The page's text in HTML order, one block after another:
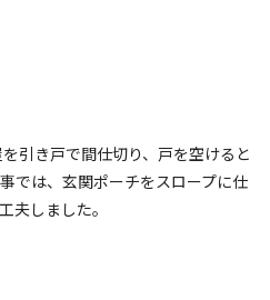
引き戸で間仕切り、戸を空けると
では、玄関ポーチをスロープに仕
夫しました。